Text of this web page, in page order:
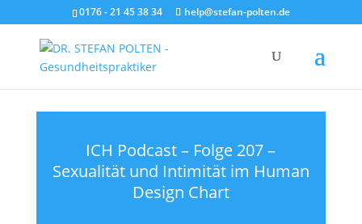
0176 - 21 45 38 34 help@stefan-polten.de
ICH Podcast – Folge 207 –
Sexualität und Intimität im Human
Design Chart